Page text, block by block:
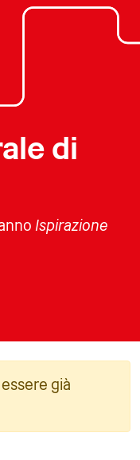
di
Ispirazione
già